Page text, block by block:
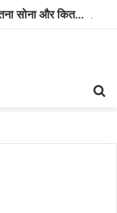
ओलंपिक गोल्ड मेडल का सच : जानिए कितना सोना और कितनी चांदी होती है इसमें